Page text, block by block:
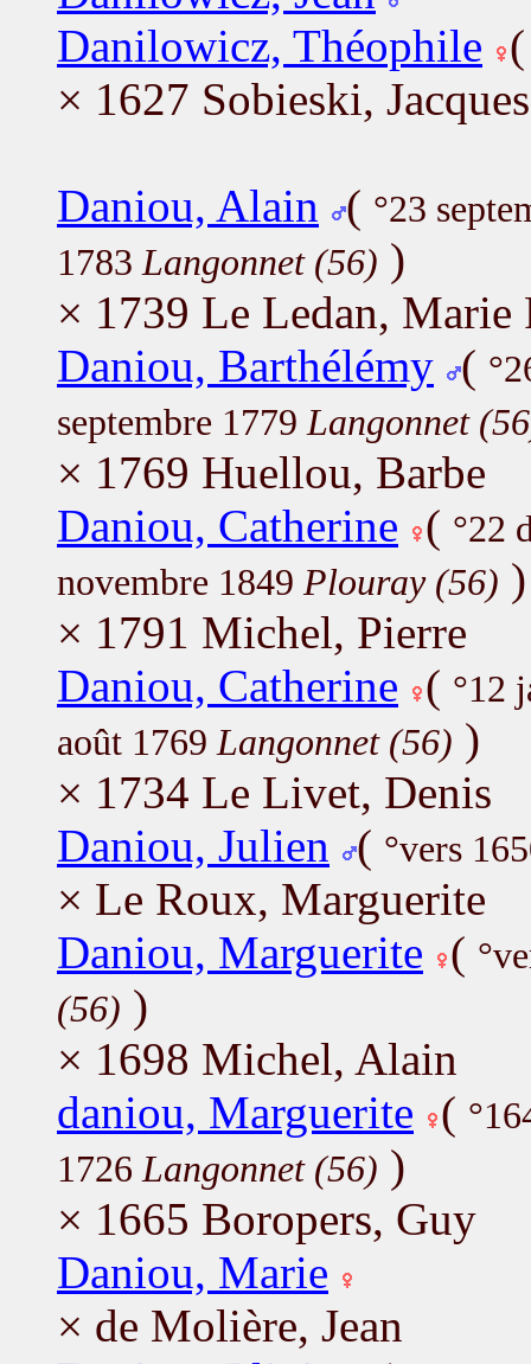
Danilowicz, Théophile
× 1627 Sobieski, Jacques
Daniou, Alain ( °23
1783 Langonnet (56) )
× 1739 Le Ledan, Marie
Daniou, Barthélémy (
septembre 1779 Langonnet
× 1769 Huellou, Barbe
Daniou, Catherine ( °22
novembre 1849 Plouray (56) )
× 1791 Michel, Pierre
Daniou, Catherine ( °12
août 1769 Langonnet (56) )
× 1734 Le Livet, Denis
Daniou, Julien
( °vers
× Le Roux, Marguerite
Daniou, Marguerite (
(56) )
× 1698 Michel, Alain
daniou, Marguerite (
1726 Langonnet (56) )
× 1665 Boropers, Guy
Daniou, Marie
× de Molière, Jean